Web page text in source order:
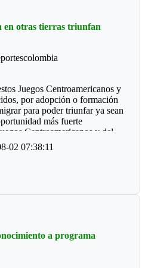
(Acacias)
(Acacias)
Cofrem (Acacias)
(Acacias)
(San Martín)
Córdoba (Guamal)
Savio (Acacias)
Domisiano (Guamal)
Savio (Acacias)
en otras tierras triunfan
Juegos Centroamericanos y
por adopción o formación
para poder triunfar ya sean
más fuerte
Centroamericanos y del
viendo:
de Ajedrez del Meta, fue
Javier Marroquín ,hoy está en
y plata en la capital
02 07:38:11
a programa